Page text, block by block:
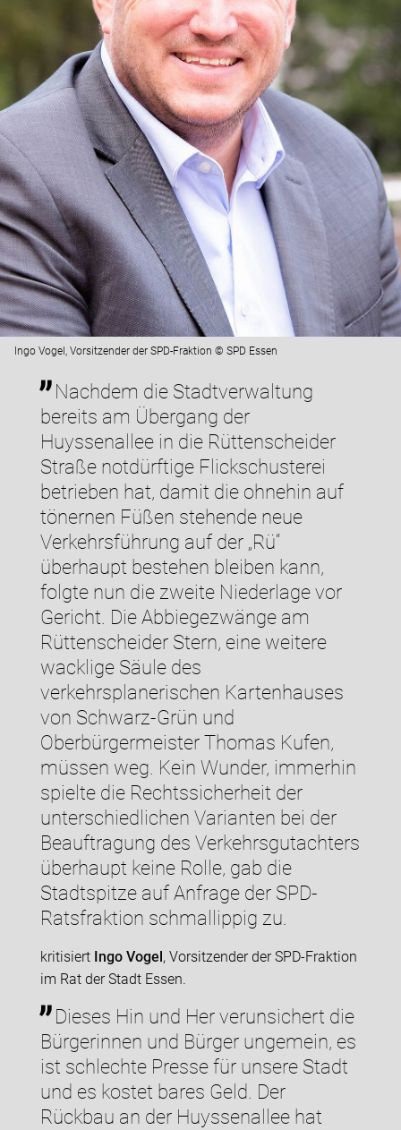
Ingo Vogel, Vorsitzender der SPD-Fraktion © SPD Essen
Nachdem die Stadtverwaltung
bereits am Übergang der
Huyssenallee in die Rüttenscheider
Straße notdürftige Flickschusterei
betrieben hat, damit die ohnehin auf
tönernen Füßen stehende neue
Verkehrsführung auf der „Rü“
überhaupt bestehen bleiben kann,
folgte nun die zweite Niederlage vor
Gericht. Die Abbiegezwänge am
Rüttenscheider Stern, eine weitere
wacklige Säule des
verkehrsplanerischen Kartenhauses
von Schwarz-Grün und
Oberbürgermeister Thomas Kufen,
müssen weg. Kein Wunder, immerhin
spielte die Rechtssicherheit der
unterschiedlichen Varianten bei der
Beauftragung des Verkehrsgutachters
überhaupt keine Rolle, gab die
Stadtspitze auf Anfrage der SPD-
Ratsfraktion schmallippig zu.
kritisiert Ingo Vogel , Vorsitzender der SPD-Fraktion
im Rat der Stadt Essen.
Dieses Hin und Her verunsichert die
Bürgerinnen und Bürger ungemein, es
ist schlechte Presse für unsere Stadt
und es kostet bares Geld. Der
Rückbau an der Huyssenallee hat